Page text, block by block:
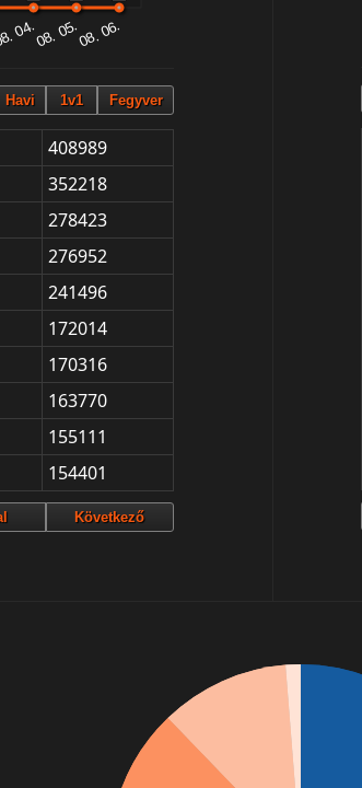
408989
352218
278423
276952
241496
172014
170316
163770
155111
154401